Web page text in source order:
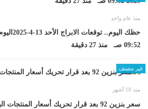
منذ عام واحد
09:52 صـ منذ 27 دقيقة
غير مصنف
منذ 10 أشهر
سعر بنزين 92 بعد قرار تحريك أسعار المنتجات البترولية